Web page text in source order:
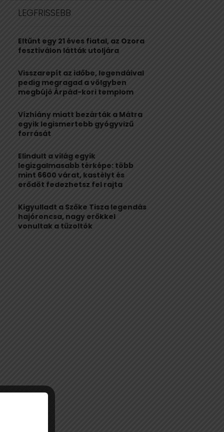
h
o
r
LEGFRISSEBB
Eltűnt egy 21 éves fiatal, az Ozora
fesztiválon látták utoljára
Visszarepít az időbe, legendáival
pedig megragad a völgyben
megbújó Árpád-kori templom
Vízhiány miatt bezárták a Mátra
egyik legismertebb gyógyvizű
forrását
Elindult a világ egyik
legizgalmasabb térképe: több
mint 6600 várat, kastélyt és
erődöt fedezhetsz fel rajta
Kigyulladt a Szőke Tisza legendás
hajóroncsa, nagy erőkkel
vonultak a tűzoltók